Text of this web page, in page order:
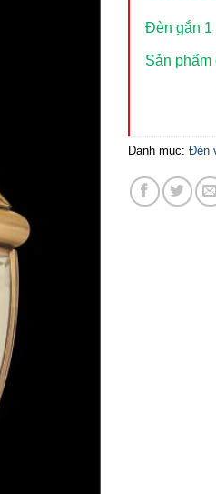
Đèn gắn 1
Sản
Danh mục: Đèn